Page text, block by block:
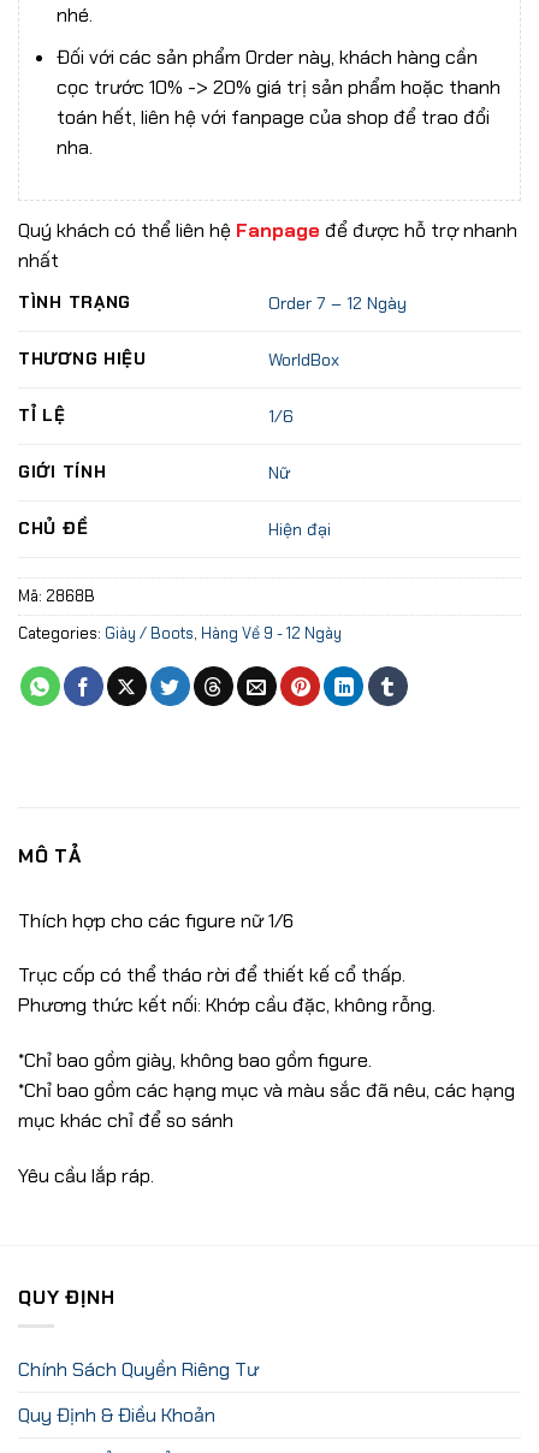
nhé.
Đối với các sản phẩm Order này, khách hàng cần
cọc trước 10% -> 20% giá trị sản phẩm hoặc thanh
toán hết, liên hệ với fanpage của shop để trao đổi
nha.
Quý khách có thể liên hệ Fanpage để được hỗ trợ nhanh
nhất
TÌNH TRẠNG Order 7 – 12 Ngày
THƯƠNG HIỆU WorldBox
TỈ LỆ 1/6
GIỚI TÍNH Nữ
CHỦ ĐỀ Hiện đại
Mã: 2868B
Categories: Giày / Boots, Hàng Về 9 - 12 Ngày
MÔ TẢ
Thích hợp cho các figure nữ 1/6
Trục cốp có thể tháo rời để thiết kế cổ thấp.
Phương thức kết nối: Khớp cầu đặc, không rỗng.
*Chỉ bao gồm giày, không bao gồm figure.
*Chỉ bao gồm các hạng mục và màu sắc đã nêu, các hạng
mục khác chỉ để so sánh
Yêu cầu lắp ráp.
QUY ĐỊNH
Chính Sách Quyền Riêng Tư
Quy Định & Điều Khoản